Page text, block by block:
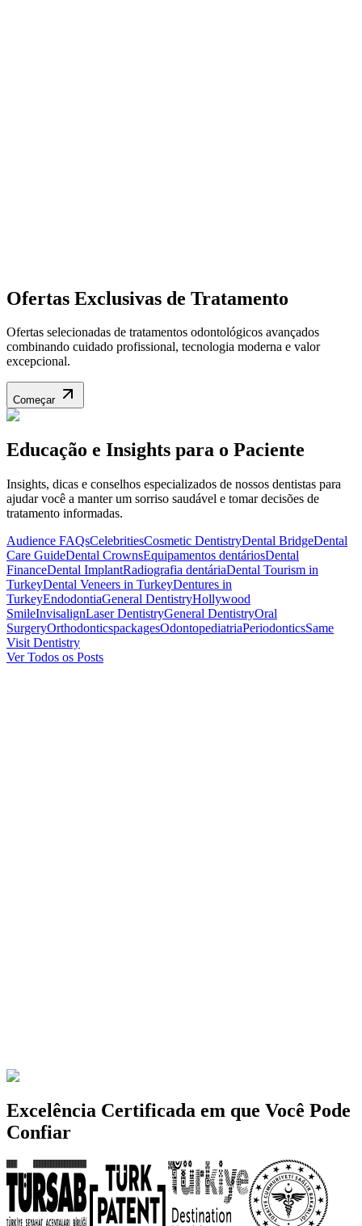
Ofertas Exclusivas de Tratamento
Ofertas selecionadas de tratamentos odontológicos avançados
combinando cuidado profissional, tecnologia moderna e valor
excepcional.
Começar
Educação e Insights para o Paciente
Insights, dicas e conselhos especializados de nossos dentistas para
ajudar você a manter um sorriso saudável e tomar decisões de
tratamento informadas.
Audience FAQsCelebritiesCosmetic DentistryDental BridgeDental
Care GuideDental CrownsEquipamentos dentáriosDental
FinanceDental ImplantRadiografia dentáriaDental Tourism in
TurkeyDental Veneers in TurkeyDentures in
TurkeyEndodontiaGeneral DentistryHollywood
SmileInvisalignLaser DentistryGeneral DentistryOral
SurgeryOrthodonticspackagesOdontopediatriaPeriodonticsSame
Visit Dentistry
Ver Todos os Posts
Excelência Certificada em que Você Pode
Confiar